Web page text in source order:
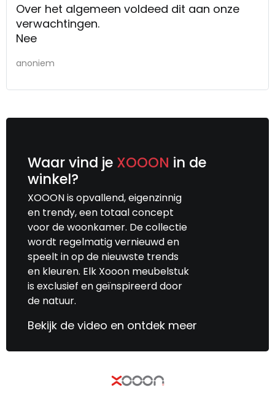
Over het algemeen voldeed dit aan onze
verwachtingen.
Nee
anoniem
Waar vind je XOOON in de
winkel?
XOOON is opvallend, eigenzinnig
en trendy, een totaal concept
voor de woonkamer. De collectie
wordt regelmatig vernieuwd en
speelt in op de nieuwste trends
en kleuren. Elk Xooon meubelstuk
is exclusief en geïnspireerd door
de natuur.
Bekijk de video en ontdek meer